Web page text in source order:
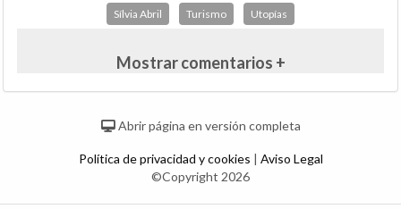
Sílvia Abril Turismo Utopías
Mostrar comentarios +
Abrir página en versión completa
Política de privacidad y cookies | Aviso Legal
©Copyright 2026